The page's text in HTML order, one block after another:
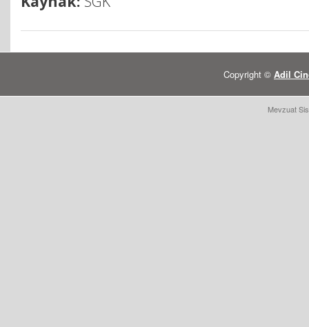
Copyright © Adil
Mevzuat